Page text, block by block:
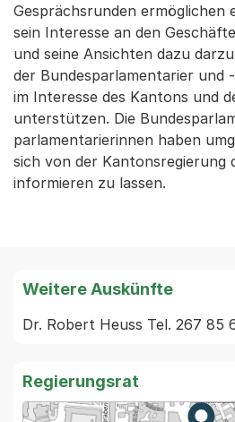
Gesprächsrunden ermöglichen
sein Interesse an den
und seine Ansichten dazu
der Bundesparlamentarier und
im Interesse des Kantons und
unterstützen. Die
parlamentarierinnen haben
sich von der Kantonsregierung
informieren zu lassen.
Weitere Auskünfte
Regierungsrat